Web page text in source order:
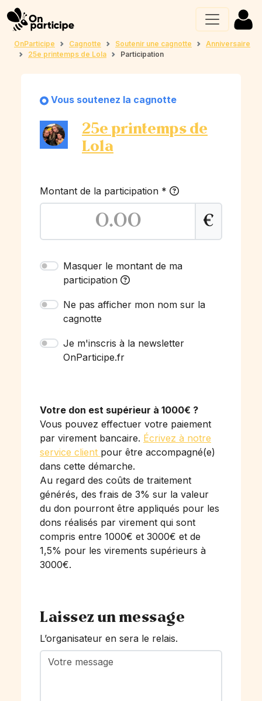
OnParticipe Cagnotte Soutenir une cagnotte
Anniversaire
25e printemps de Lola
Participation
Vous soutenez la cagnotte
25e printemps de
Lola
Montant de la participation *
€
Masquer le montant de ma
participation
Ne pas afficher mon nom sur la
cagnotte
Je m'inscris à la newsletter
OnParticipe.fr
Votre don est supérieur à 1000€ ?
Vous pouvez effectuer votre paiement
par virement bancaire. Écrivez à notre
service client pour être accompagné(e)
dans cette démarche.
Au regard des coûts de traitement
générés, des frais de 3% sur la valeur
du don pourront être appliqués pour les
dons réalisés par virement qui sont
compris entre 1000€ et 3000€ et de
1,5% pour les virements supérieurs à
3000€.
Laissez un message
L’organisateur en sera le relais.